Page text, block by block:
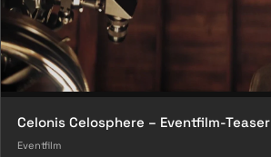
Celonis Celosphere – Eventfilm-Teaser
Eventfilm